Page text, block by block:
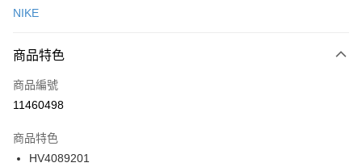
便利好安心！
３．安心：先確認商品／服務後，再付款。
【「AFTEE先享後付」結帳流程】
１．於結帳方式選擇「AFTEE先享後付」後，將跳轉至「AFTEE先享後付」
２．訂單成立數日內，您將收到繳費通知簡訊。
３．收到繳費通知簡訊後14天內，點擊此簡訊中的連結，可透過四大超商／
ATM／網路銀行／等多元方式進行付款，方視為交易完成。
運送方式
每筆NT$100，滿NT$1,500(含以上)免運費
宅配
每筆NT$100，滿NT$1,500(含以上)免運費
付款後門市自取
每筆NT$100，滿NT$1,500(含以上)免運費
NIKE
商品特色
商品編號
11460498
商品特色
HV4089201